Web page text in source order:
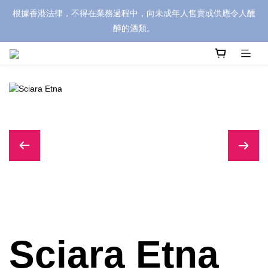
根據香港法律，不得在業務過程中，向未成年人售賣或供應令人醺
醉的酒類。
Sciara Etna